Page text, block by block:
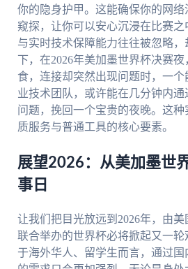
你的隐身护甲。这能确保你的网
窥探，让你可以安心沉浸在比赛
与实时技术保障能力往往被忽略
下，在2026年美加墨世界杯决赛
食，连接却突然出现问题时，一个
业技术团队，或许能在几分钟内
问题，挽回一个宝贵的夜晚。这
质服务与普通工具的核心要素。
展望2026：从美加墨世
事日
让我们把目光放远到2026年，由
联合举办的世界杯必将掀起又一
于海外华人、留学生而言，通过